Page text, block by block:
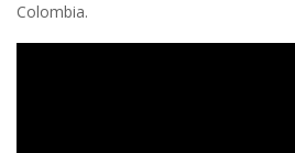
Colombia.